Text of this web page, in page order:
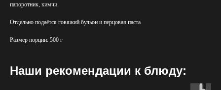
папоротник, кимчи
Отдельно подаётся говяжий бульон и перцовая паста
Размер порции: 500 г
Наши рекомендации к блюду: